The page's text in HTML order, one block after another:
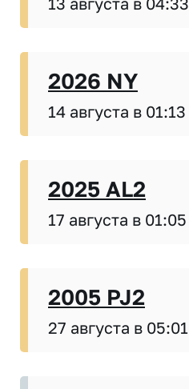
2026 NY
14 августа в 01:13
2025 AL2
17 августа в 01:05
2005 PJ2
27 августа в 05:01